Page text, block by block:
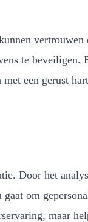
te
een gerust
Door het
om
maar